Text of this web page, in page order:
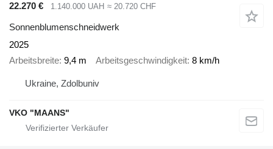
22.270 €
1.140.000 UAH ≈ 20.720 CHF
Sonnenblumenschneidwerk
2025
Arbeitsbreite 9,4 m Arbeitsgeschwindigkeit 8 km/h
Ukraine, Zdolbuniv
VKO "MAANS"